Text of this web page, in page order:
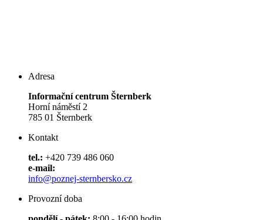
Adresa
Informační centrum Šternberk
Horní náměstí 2
785 01 Šternberk
Kontakt
tel.: +420 739 486 060
e-mail:
info@poznej-sternbersko.cz
Provozní doba